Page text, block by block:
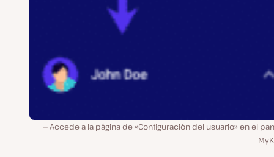
Accede a la página de «Configuración del usuario» en el